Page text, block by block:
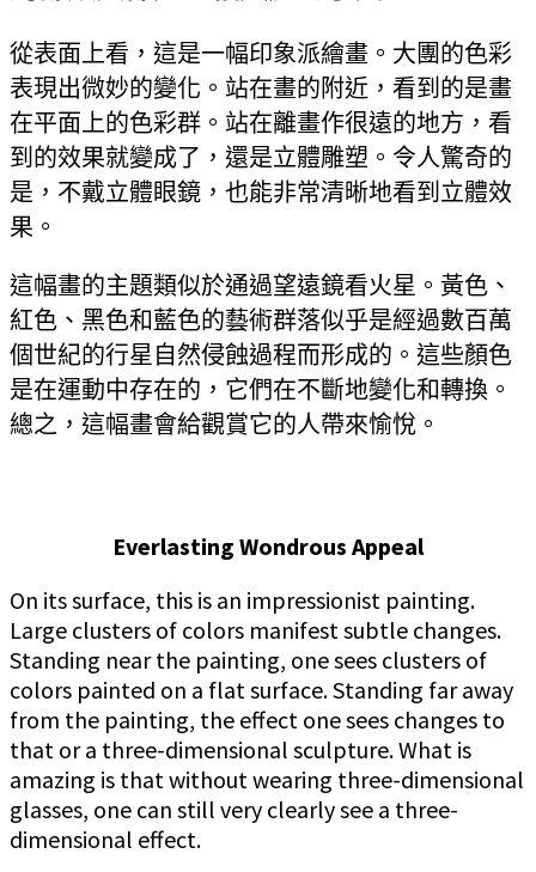
從表面上看，這是一幅印象派繪畫。大團的色彩
表現出微妙的變化。站在畫的附近，看到的是畫
在平面上的色彩群。站在離畫作很遠的地方，看
到的效果就變成了，還是立體雕塑。令人驚奇的
是，不戴立體眼鏡，也能非常清晰地看到立體效
果。
這幅畫的主題類似於通過望遠鏡看火星。黃色、
紅色、黑色和藍色的藝術群落似乎是經過數百萬
個世紀的行星自然侵蝕過程而形成的。這些顏色
是在運動中存在的，它們在不斷地變化和轉換。
總之，這幅畫會給觀賞它的人帶來愉悅。
Everlasting Wondrous Appeal
On its surface, this is an impressionist painting.
Large clusters of colors manifest subtle changes.
Standing near the painting, one sees clusters of
colors painted on a flat surface. Standing far away
from the painting, the effect one sees changes to
that or a three-dimensional sculpture. What is
amazing is that without wearing three-dimensional
glasses, one can still very clearly see a three-
dimensional effect.